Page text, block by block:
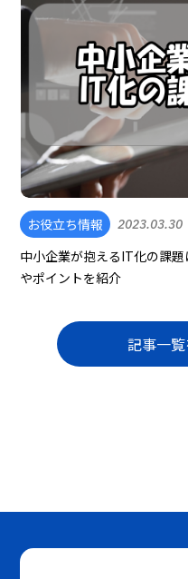
お役立ち情報 2023.03.30
中小企業が抱えるIT化の課
やポイントを紹介
記事一